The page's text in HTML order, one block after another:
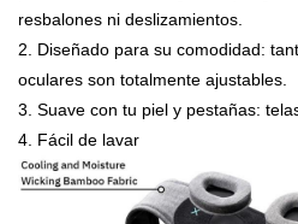
resbalones ni deslizamientos.
2. Diseñado para su comodidad:
oculares son totalmente ajustables.
3. Suave con tu piel y pestañas:
4. Fácil de lavar